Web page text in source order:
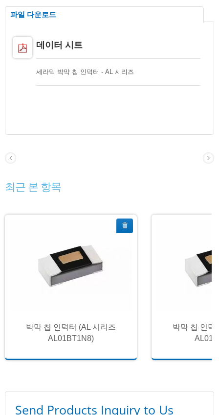
파일 다운로드
데이터 시트
세라믹 박막 칩 인덕터 - AL 시리즈
최근 본 항목
박막 칩 인덕터 (AL 시리즈
AL01BT1N8)
박막 칩 인덕